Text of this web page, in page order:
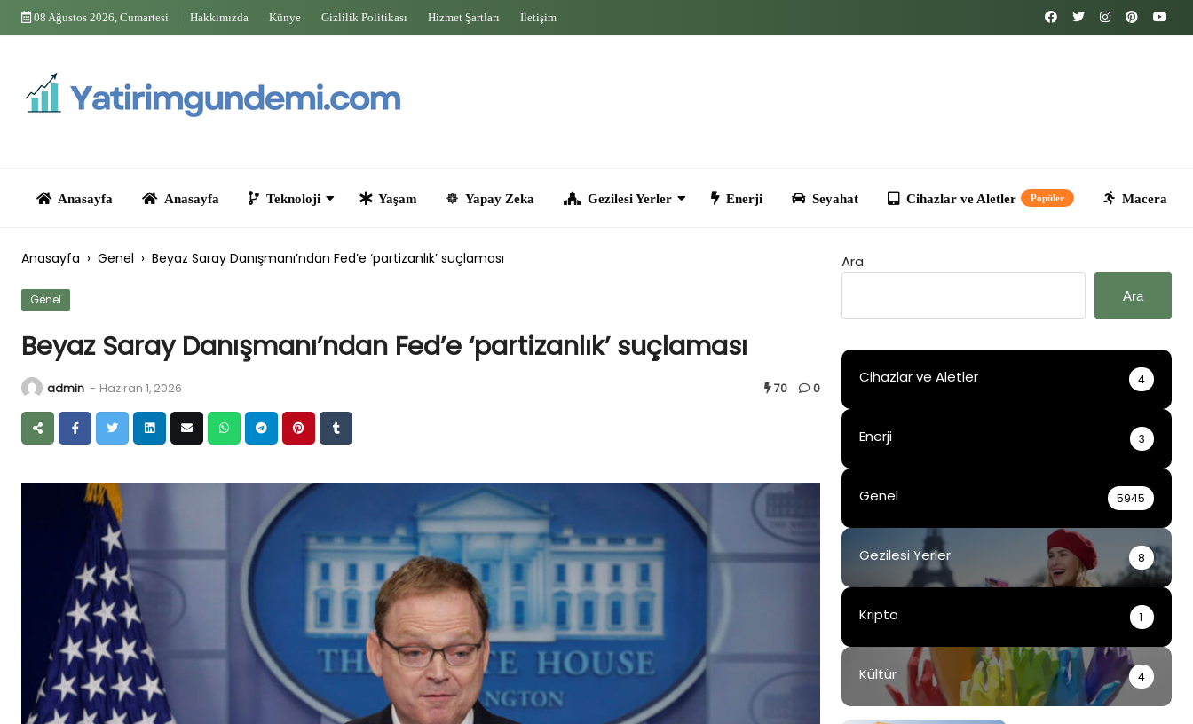
Skip
08 Ağustos 2026, Cumartesi Hakkımızda Künye Gizlilik Politikası Hizmet Şartları İletişim
Anasayfa › Genel › Beyaz Saray Danışmanı’ndan Fed’e ‘partizanlık’ suçlaması
Genel
Beyaz Saray Danışmanı’ndan Fed’e ‘partizanlık’ suçlaması
admin - Haziran 1, 2026 70 0
Ara
Ara
Cihazlar ve Aletler 4
Enerji 3
Genel 5945
Gezilesi Yerler 8
Kripto 1
Kültür 4